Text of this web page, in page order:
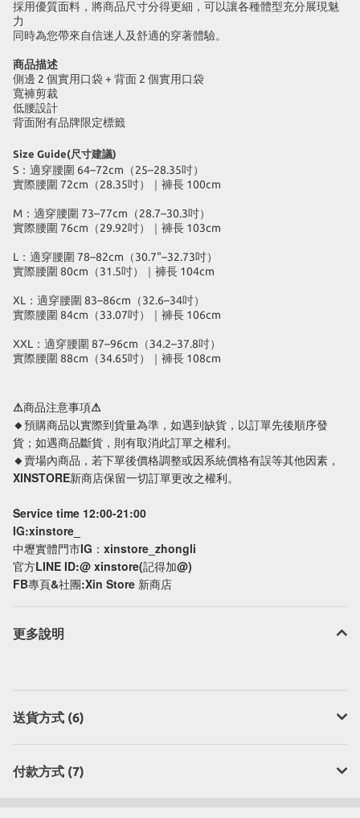
採用優質面料，將商品尺寸分得更細，可以讓各種體型充分展現魅
力
同時為您帶來自信迷人及舒適的穿著體驗。
商品描述
側邊 2 個實用口袋 + 背面 2 個實用口袋
寬褲剪裁
低腰設計
背面附有品牌限定標籤
Size Guide(尺寸建議)
S：適穿腰圍 64–72cm（25–28.35吋）
實際腰圍 72cm（28.35吋）｜褲長 100cm
M：適穿腰圍 73–77cm（28.7–30.3吋）
實際腰圍 76cm（29.92吋）｜褲長 103cm
L：適穿腰圍 78–82cm（30.7"–32.73吋）
實際腰圍 80cm（31.5吋）｜褲長 104cm
XL：適穿腰圍 83–86cm（32.6–34吋）
實際腰圍 84cm（33.07吋）｜褲長 106cm
XXL：適穿腰圍 87–96cm（34.2–37.8吋）
實際腰圍 88cm（34.65吋）｜褲長 108cm
⚠商品注意事項⚠
🔸預購商品以實際到貨量為準，如遇到缺貨，以訂單先後順序發
貨；如遇商品斷貨，則有取消此訂單之權利。
🔸賣場內商品，若下單後價格調整或因系統價格有誤等其他因素，
XINSTORE新商店保留一切訂單更改之權利。
Service time 12:00-21:00
IG:xinstore_
中壢實體門市IG：xinstore_zhongli
官方LINE ID:@ xinstore(記得加@)
FB專頁&社團:Xin Store 新商店
更多說明
送貨方式 (6)
付款方式 (7)